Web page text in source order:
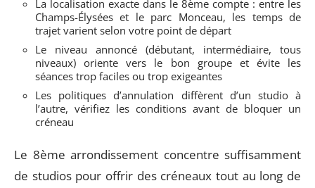
La localisation exacte dans le 8ème compte : entre les
Champs-Élysées et le parc Monceau, les temps de
trajet varient selon votre point de départ
Le niveau annoncé (débutant, intermédiaire, tous
niveaux) oriente vers le bon groupe et évite les
séances trop faciles ou trop exigeantes
Les politiques d’annulation diffèrent d’un studio à
l’autre, vérifiez les conditions avant de bloquer un
créneau
Le 8ème arrondissement concentre suffisamment
de studios pour offrir des créneaux tout au long de